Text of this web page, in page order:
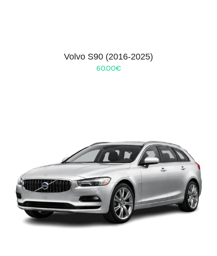
Volvo S90 (2016-2025)
60.00€